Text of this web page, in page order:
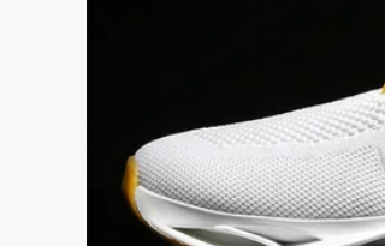
まちづくり・地域